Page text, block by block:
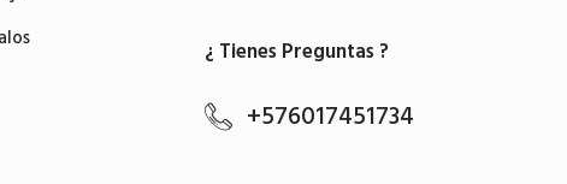
¿ Tienes Preguntas ?
+576017451734